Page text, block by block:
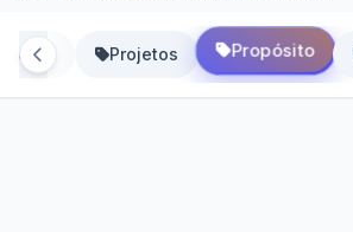
Projetos Propósito